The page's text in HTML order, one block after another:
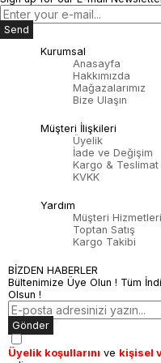
Send
Kurumsal
Anasayfa
Hakkımızda
Mağazalarımız
Bize Ulaşın
Müşteri İlişkileri
Üyelik
İade ve Değişim
Kargo & Teslimat
KVKK
Yardım
Müşteri Hizmetleri
Toptan Satış
Kargo Takibi
BİZDEN HABERLER
Bültenimize Üye Olun ! Tüm
Olsun !
Gönder
Üyelik koşullarını ve kişisel